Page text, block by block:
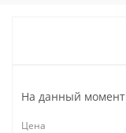
На данный
Цена